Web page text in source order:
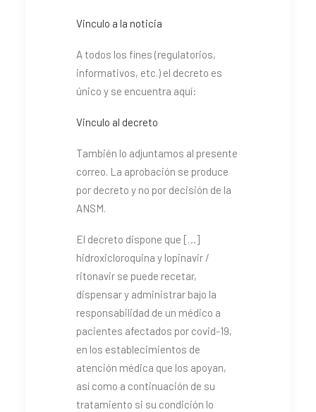
Vinculo a la noticia
A todos los fines (regulatorios,
informativos, etc.) el decreto es
único y se encuentra aquí:
Vinculo al decreto
También lo adjuntamos al presente
correo. La aprobación se produce
por decreto y no por decisión de la
ANSM.
El decreto dispone que […]
hidroxicloroquina y lopinavir /
ritonavir se puede recetar,
dispensar y administrar bajo la
responsabilidad de un médico a
pacientes afectados por covid-19,
en los establecimientos de
atención médica que los apoyan,
así como a continuación de su
tratamiento si su condición lo